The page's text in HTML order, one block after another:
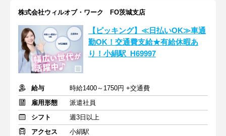
株式会社ウィルオブ・ワーク FO茨城支店
【ピッキング】≪日払いOK≫車通
勤OK！交通費支給★有給休暇あ
り！小絹駅_H69997
給与
時給1400～1750円 +交通費
雇用形態
派遣社員
シフト
週3日以上
アクセス
小絹駅